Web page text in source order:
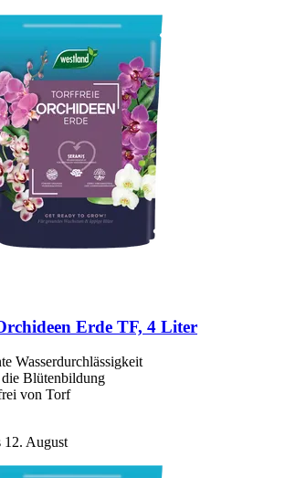
Erde TF, 4 Liter
Wasserdurchlässigkeit
Blütenbildung
von Torf
12. August